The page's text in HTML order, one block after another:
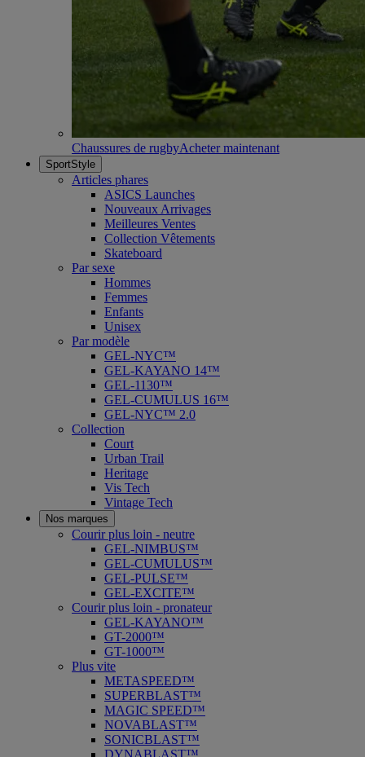
Chaussures de rugbyAcheter maintenant
SportStyle
Articles phares
ASICS Launches
Nouveaux Arrivages
Meilleures Ventes
Collection Vêtements
Skateboard
Par sexe
Hommes
Femmes
Enfants
Unisex
Par modèle
GEL-NYC™
GEL-KAYANO 14™
GEL-1130™
GEL-CUMULUS 16™
GEL-NYC™ 2.0
Collection
Court
Urban Trail
Heritage
Vis Tech
Vintage Tech
Nos marques
Courir plus loin - neutre
GEL-NIMBUS™
GEL-CUMULUS™
GEL-PULSE™
GEL-EXCITE™
Courir plus loin - pronateur
GEL-KAYANO™
GT-2000™
GT-1000™
Plus vite
METASPEED™
SUPERBLAST™
MAGIC SPEED™
NOVABLAST™
SONICBLAST™
DYNABLAST™